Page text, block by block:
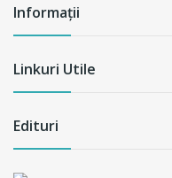
Informații
Linkuri Utile
Edituri